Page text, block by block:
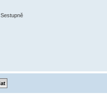
Sestupně